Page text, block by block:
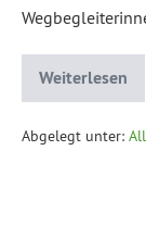
Weiterlesen
Abgelegt unter: